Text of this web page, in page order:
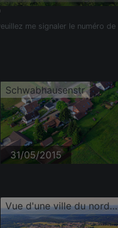
me signaler le numéro de
Schwabhausenstr
31/05/2015
Vue d'une ville du nord de la Forêt-Noire depuis le nord